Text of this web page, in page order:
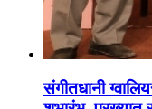
संगीतधानी